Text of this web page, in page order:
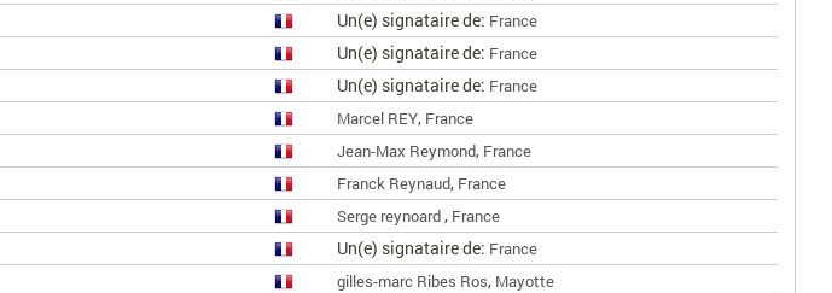
Un(e) signataire de: France
Un(e) signataire de: France
Un(e) signataire de: France
Marcel REY, France
Jean-Max Reymond, France
Franck Reynaud, France
Serge reynoard, France
Un(e) signataire de: France
gilles-marc Ribes Ros, Mayotte